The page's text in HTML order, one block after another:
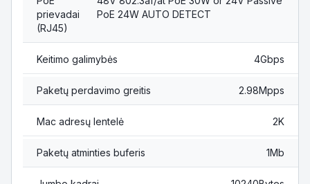
prievadai
(RJ45)
PoE 24W AUTO DETECT
Keitimo galimybės 4Gbps
Paketų perdavimo greitis 2.98Mpps
Mac adresų lentelė 2K
Paketų atminties buferis 1Mb